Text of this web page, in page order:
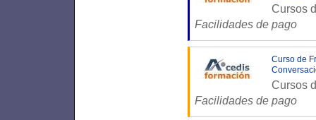
Cursos
Facilidades de pago
Curso de
Cursos
Facilidades de pago